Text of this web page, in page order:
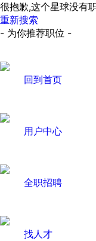
很抱歉,这个星球没有
重新搜索
- 为你推荐职位 -
回到首页
用户中心
全职招聘
找人才